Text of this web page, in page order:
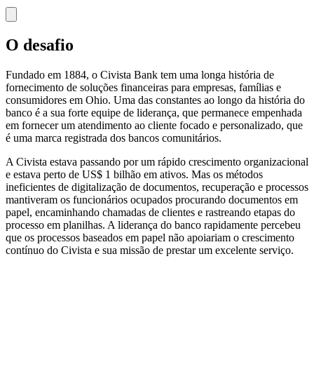
O desafio
Fundado em 1884, o Civista Bank tem uma longa história de
fornecimento de soluções financeiras para empresas, famílias e
consumidores em Ohio. Uma das constantes ao longo da história do
banco é a sua forte equipe de liderança, que permanece empenhada
em fornecer um atendimento ao cliente focado e personalizado, que
é uma marca registrada dos bancos comunitários.
A Civista estava passando por um rápido crescimento organizacional
e estava perto de US$ 1 bilhão em ativos. Mas os métodos
ineficientes de digitalização de documentos, recuperação e processos
mantiveram os funcionários ocupados procurando documentos em
papel, encaminhando chamadas de clientes e rastreando etapas do
processo em planilhas. A liderança do banco rapidamente percebeu
que os processos baseados em papel não apoiariam o crescimento
contínuo do Civista e sua missão de prestar um excelente serviço.